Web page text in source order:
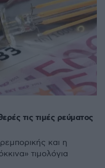
τις τιμές ρεύματος
και η
τιμολόγια